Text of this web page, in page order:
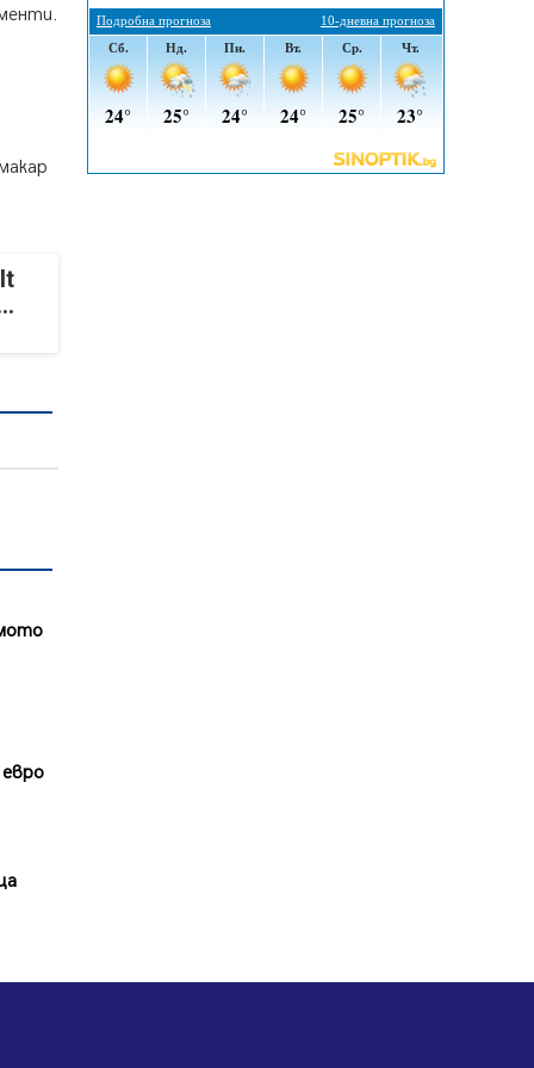
въглищните райони
05.08.2026, 14:57
Звезди от световна сцена в
Перник ще пеят на Пернишката